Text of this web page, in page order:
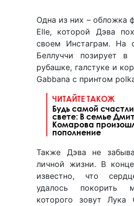
Одна из них – обложка
Elle, которой Дэва
своем Инстаграм. На
Беллуччи позирует в
рубашке, галстуке и
Gabbana с принтом
ЧИТАЙТЕ ТАКОЖ
Будь самой
свете: В семье
Комарова
пополнение
Также Дэва не
личной жизни. В
известно, что
удалось покорить
которого зовут Лука